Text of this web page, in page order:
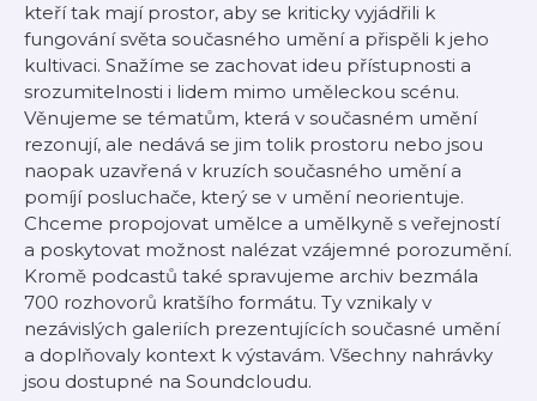
kteří tak mají prostor, aby se kriticky vyjádřili k
fungování světa současného umění a přispěli k jeho
kultivaci. Snažíme se zachovat ideu přístupnosti a
srozumitelnosti i lidem mimo uměleckou scénu.
Věnujeme se tématům, která v současném umění
rezonují, ale nedává se jim tolik prostoru nebo jsou
naopak uzavřená v kruzích současného umění a
pomíjí posluchače, který se v umění neorientuje.
Chceme propojovat umělce a umělkyně s veřejností
a poskytovat možnost nalézat vzájemné porozumění.
Kromě podcastů také spravujeme archiv bezmála
700 rozhovorů kratšího formátu. Ty vznikaly v
nezávislých galeriích prezentujících současné umění
a doplňovaly kontext k výstavám. Všechny nahrávky
jsou dostupné na Soundcloudu.